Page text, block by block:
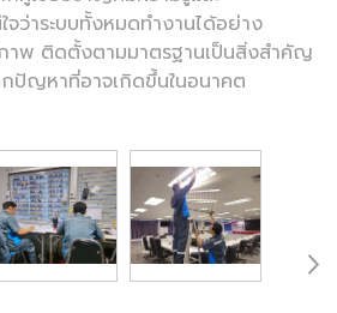
จว่าระบบทั้งหมดทำงานได้อย่าง
าพ ติดตั้งตามมาตรฐานเป็นสิ่งสำคัญ
ปัญหาที่อาจเกิดขึ้นในอนาคต